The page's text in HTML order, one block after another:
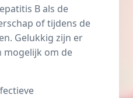
B als de
of tijdens de
Gelukkig zijn er
mogelijk om de